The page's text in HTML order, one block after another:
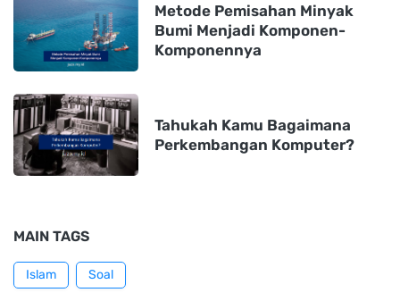
Metode Pemisahan Minyak
Bumi Menjadi Komponen-
Komponennya
Tahukah Kamu Bagaimana
Perkembangan Komputer?
MAIN TAGS
Islam Soal